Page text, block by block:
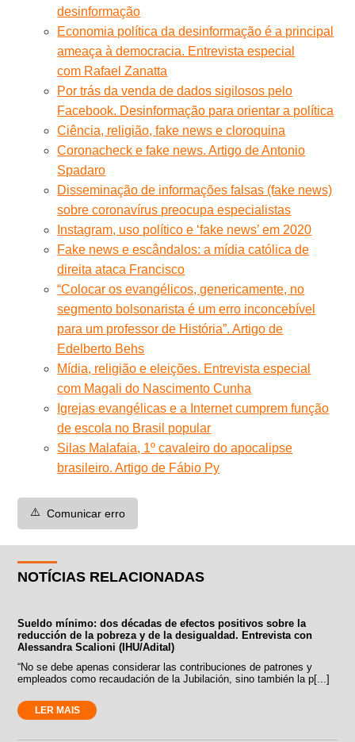
desinformação
Economia política da desinformação é a principal
ameaça à democracia. Entrevista especial
com Rafael Zanatta
Por trás da venda de dados sigilosos pelo
Facebook. Desinformação para orientar a política
Ciência, religião, fake news e cloroquina
Coronacheck e fake news. Artigo de Antonio
Spadaro
Disseminação de informações falsas (fake news)
sobre coronavírus preocupa especialistas
Instagram, uso político e ‘fake news’ em 2020
Fake news e escândalos: a mídia católica de
direita ataca Francisco
“Colocar os evangélicos, genericamente, no
segmento bolsonarista é um erro inconcebível
para um professor de História”. Artigo de
Edelberto Behs
Mídia, religião e eleições. Entrevista especial
com Magali do Nascimento Cunha
Igrejas evangélicas e a Internet cumprem função
de escola no Brasil popular
Silas Malafaia, 1º cavaleiro do apocalipse
brasileiro. Artigo de Fábio Py
⚠️ Comunicar erro
NOTÍCIAS RELACIONADAS
Sueldo mínimo: dos décadas de efectos positivos sobre la
reducción de la pobreza y de la desigualdad. Entrevista con
Alessandra Scalioni (IHU/Adital)
“No se debe apenas considerar las contribuciones de patrones y
empleados como recaudación de la Jubilación, sino también la p[...]
LER MAIS